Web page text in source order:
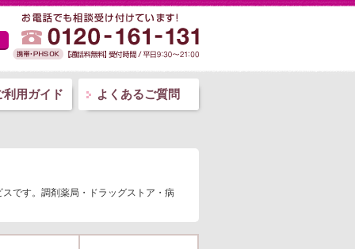
利用ガイド よくあるご質問
です。調剤薬局・ドラッグストア・病